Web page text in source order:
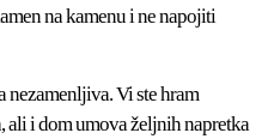
na kamenu i ne napojiti
nezamenljiva. Vi ste hram
i dom umova željnih napretka